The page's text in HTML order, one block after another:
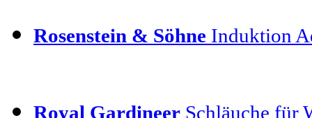
Rosenstein & Söhne Induktion
Royal Gardineer Schläuche für